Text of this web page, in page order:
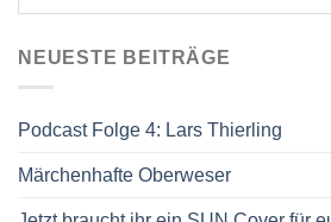
NEUESTE BEITRÄGE
Podcast Folge 4: Lars Thierling
Märchenhafte Oberweser